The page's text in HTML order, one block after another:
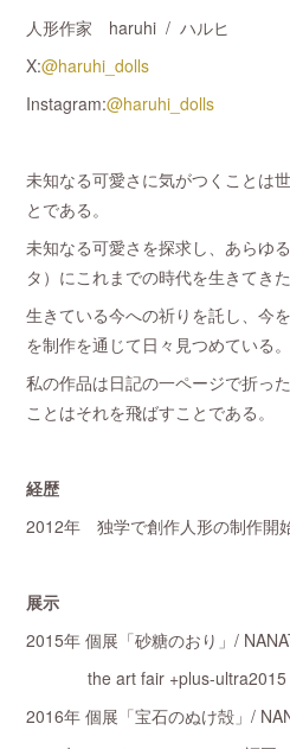
人形作家 haruhi / ハルヒ
X:@haruhi_dolls
Instagram:@haruhi_dolls
未知なる可愛さに気がつくことは
とである。
未知なる可愛さを探求し、あらゆ
タ）にこれまでの時代を生きてき
生きている今への祈りを託し、今
を制作を通じて日々見つめている。
私の作品は日記の一ページで折っ
ことはそれを飛ばすことである。
経歴
2012年 独学で創作人形の制作開
展示
2015年 個展「砂糖のおり」/
the art fair +plus-ultra2015
2016年 個展「宝石のぬけ殻」/